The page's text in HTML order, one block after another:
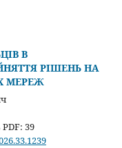
В
РІШЕНЬ НА
МЕРЕЖ
39